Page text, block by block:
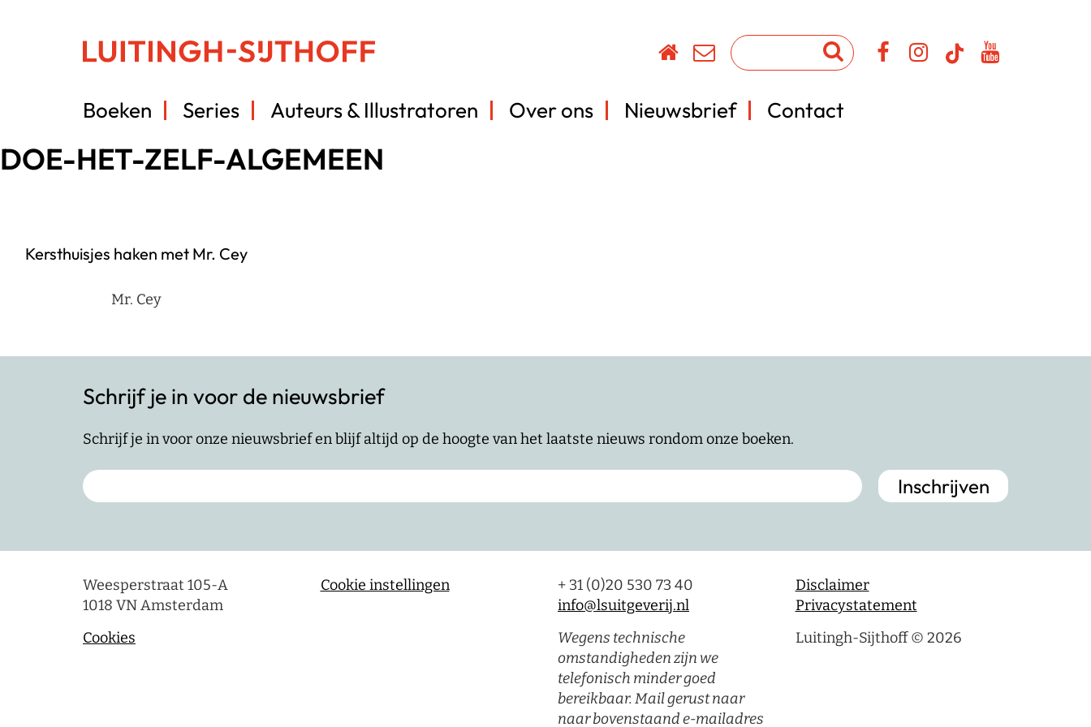
Boeken Series Auteurs & Illustratoren Over ons Nieuwsbrief Contact
DOE-HET-ZELF-ALGEMEEN
Kersthuisjes haken met Mr. Cey
Mr. Cey
Schrijf je in voor de nieuwsbrief
Schrijf je in voor onze nieuwsbrief en blijf altijd op de hoogte van het laatste nieuws rondom onze boeken.
Weesperstraat 105-A
1018 VN Amsterdam
Cookies
Cookie instellingen
+ 31 (0)20 530 73 40
info@lsuitgeverij.nl
Wegens technische
omstandigheden zijn we
telefonisch minder goed
bereikbaar. Mail gerust naar
naar bovenstaand e-mailadres
Disclaimer
Privacystatement
Luitingh-Sijthoff © 2026